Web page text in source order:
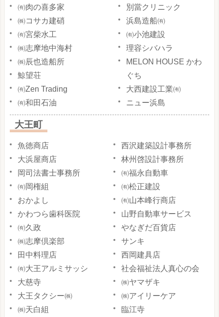
㈲肉の喜多家
㈱コサカ建硝
㈲宮柴水工
㈱志摩地中海村
㈱辰也造船所
鯨望荘
㈲Zen Trading
㈲和田石油
別當クリニック
浜島造船㈲
㈲小池建設
理容シバハラ
MELON HOUSE かわ
ぐち
大西建設工業㈲
ニュー浜島
大王町
魚徳商店
大浜屋商店
岡司法書士事務所
㈲岡権組
おかよし
かわつら歯科医院
㈲久政
㈱志摩倶楽部
田中料理店
㈲大王アルミサッシ
大慈寺
大王タクシー㈱
㈱天白組
西沢建築設計事務所
林州啓設計事務所
㈲福永自動車
㈲松正建設
㈲山本峰行商店
山野自動車サービス
やなぎだ百貨店
サンキ
西岡建具店
社会福祉法人真心の会
㈱ヤマザキ
㈱アイリーケア
臨江寺